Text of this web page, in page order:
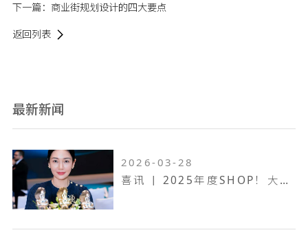
下一篇： 商业街规划设计的四大要点
返回列表
最新新闻
2026-03-28
喜讯 | 2025年度SHOP！大奖赛，万维设计斩获一金两银！